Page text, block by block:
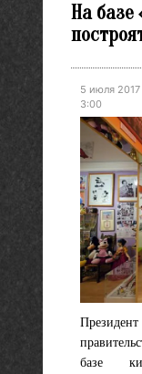
На базе
5 июля 2017
3:00
базе